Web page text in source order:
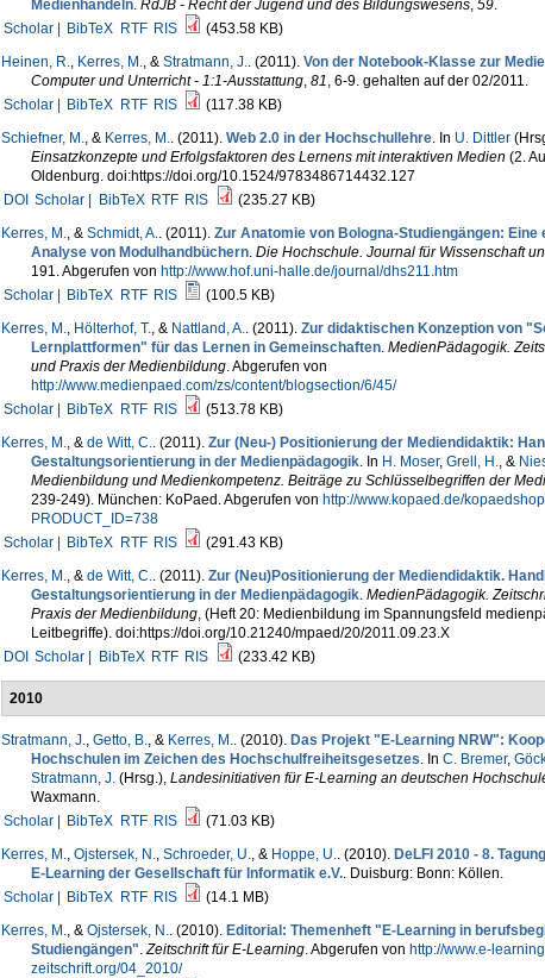
Medienhandeln. RdJB - Recht der Jugend und des Bildungswesens, 59.
Scholar |
BibTeX RTF RIS
(453.58 KB)
Heinen, R., Kerres, M., & Stratmann, J.. (2011). Von der Notebook-Klasse zur
Computer und Unterricht - 1:1-Ausstattung, 81, 6-9. gehalten auf der 02/2011.
Scholar |
BibTeX RTF RIS
(117.38 KB)
Schiefner, M., & Kerres, M.. (2011). Web 2.0 in der Hochschullehre. In U. Dittler
Einsatzkonzepte und Erfolgsfaktoren des Lernens mit interaktiven Medien (2.
Oldenburg. doi:https://doi.org/10.1524/9783486714432.127
DOI Scholar | BibTeX RTF RIS
(235.27 KB)
Kerres, M., & Schmidt, A.. (2011). Zur Anatomie von Bologna-Studiengängen: Eine
Analyse von Modulhandbüchern. Die Hochschule. Journal für Wissenschaft
191. Abgerufen von http://www.hof.uni-halle.de/journal/dhs211.htm
Scholar |
BibTeX RTF RIS
(100.5 KB)
Kerres, M., Hölterhof, T., & Nattland, A.. (2011). Zur didaktischen Konzeption von
Lernplattformen" für das Lernen in Gemeinschaften. MedienPädagogik.
und Praxis der Medienbildung. Abgerufen von
http://www.medienpaed.com/zs/content/blogsection/6/45/
Scholar |
BibTeX RTF RIS
(513.78 KB)
Kerres, M., & de Witt, C.. (2011). Zur (Neu-) Positionierung der Mediendidaktik:
Gestaltungsorientierung in der Medienpädagogik. In H. Moser, Grell, H., &
Medienbildung und Medienkompetenz. Beiträge zu Schlüsselbegriffen der
239-249). München: KoPaed. Abgerufen von http://www.kopaed.de/
PRODUCT_ID=738
Scholar |
BibTeX RTF RIS
(291.43 KB)
Kerres, M., & de Witt, C.. (2011). Zur (Neu)Positionierung der Mediendidaktik.
Gestaltungsorientierung in der Medienpädagogik. MedienPädagogik.
Praxis der Medienbildung, (Heft 20: Medienbildung im Spannungsfeld
Leitbegriffe). doi:https://doi.org/10.21240/mpaed/20/2011.09.23.X
DOI Scholar | BibTeX RTF RIS (233.42 KB)
2010
Stratmann, J., Getto, B., & Kerres, M.. (2010). Das Projekt "E-Learning NRW":
Hochschulen im Zeichen des Hochschulfreiheitsgesetzes. In C. Bremer,
Stratmann, J.(Hrsg.), Landesinitiativen für E-Learning an deutschen
Waxmann.
Scholar |
BibTeX RTF RIS
(71.03 KB)
Kerres, M., Ojstersek, N., Schroeder, U., & Hoppe, U.. (2010). DeLFI 2010 - 8.
E-Learning der Gesellschaft für Informatik e.V.. Duisburg: Bonn: Köllen.
Scholar |
BibTeX RTF RIS
(14.1 MB)
Kerres, M., & Ojstersek, N.. (2010). Editorial: Themenheft "E-Learning in
Studiengängen".Zeitschrift für E-Learning. Abgerufen von http://www.e-
zeitschrift.org/04_2010/